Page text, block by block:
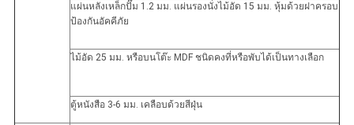
แผ่นหลังเหล็กปั๊ม 1.2 มม. แผ่นรองนั่งไม้อัด 15 มม. หุ้มด้วยฝาครอบ
ป้องกันอัคคีภัย
ไม้อัด 25 มม. หรือบนโต๊ะ MDF ชนิดคงที่หรือพับได้เป็นทางเลือก
ตู้หนังสือ 3-6 มม. เคลือบด้วยสีฝุ่น